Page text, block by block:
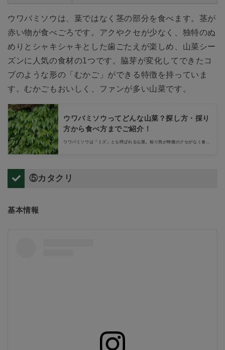
ウワバミソウは、葉ではなく茎の部分を食べます。茎が
赤い物が食べごろです。アクやクセが少なく、独特のぬ
めりとシャキシャキとした歯ごたえが楽しめ、山菜シー
ズンに人気の食材の1つです。脇芽が変化してできたコ
ブのような形の「むかご」ができる特徴を持っていま
す。むかごもおいしく、ファンが多い山菜です。
ウワバミソウってどんな山菜？探し方・採り
方から食べ方までご紹介！
ウワバミソウは「ミズ」とも呼ばれる山菜。粘り気が特徴のクセがなく食べ
⑤カタクリ
基本情報